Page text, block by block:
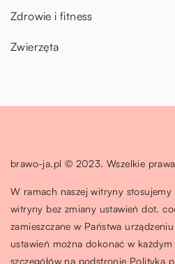
Zdrowie i fitness
Zwierzęta
brawo-ja.pl © 2023. Wszelkie prawa
W ramach naszej witryny
witryny bez zmiany ustawień dot.
zamieszczane w Państwa
ustawień można dokonać w
szczegółów na podstronie Polityka